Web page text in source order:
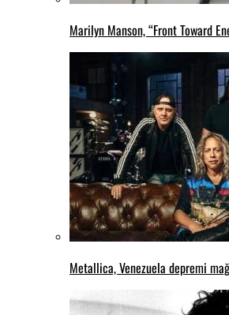
Marilyn Manson, “Front Toward
Metallica, Venezuela depremi